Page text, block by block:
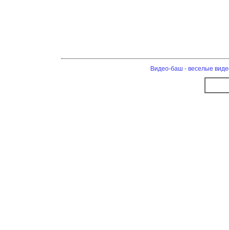
Видео-баш - веселые